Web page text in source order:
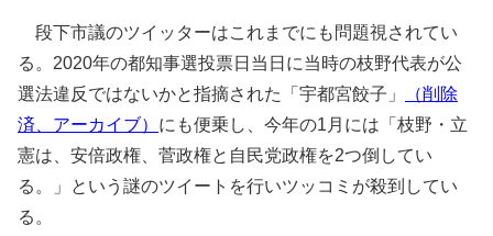
段下市議のツイッターはこれまでにも問題視されてい
る。2020年の都知事選投票日当日に当時の枝野代表が公
選法違反ではないかと指摘された「宇都宮餃子」
（削除
済、アーカイブ） にも便乗し、今年の1月には「枝野・立
憲は、安倍政権、菅政権と自民党政権を2つ倒してい
る。」という謎のツイートを行いツッコミが殺到してい
る。